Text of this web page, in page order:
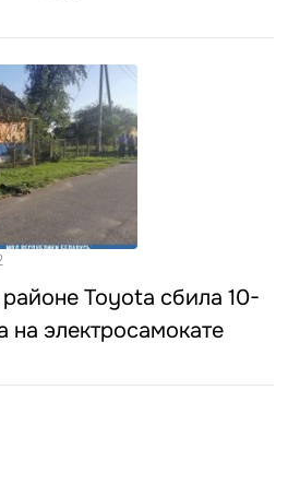
Toyota сбила 10-
на электросамокате